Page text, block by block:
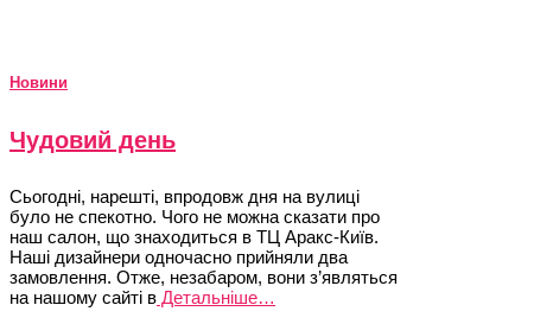
Новини
Чудовий день
Сьогодні, нарешті, впродовж дня на вулиці
було не спекотно. Чого не можна сказати про
наш салон, що знаходиться в ТЦ Аракс-Київ.
Наші дизайнери одночасно прийняли два
замовлення. Отже, незабаром, вони з’являться
на нашому сайті в Детальніше…